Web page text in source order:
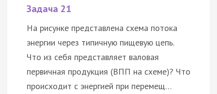
Задача 21
На рисунке представлена схема потока
энергии через типичную пищевую цепь.
Что из себя представляет валовая
первичная продукция (ВПП на схеме)? Что
происходит с энергией при перемещ…